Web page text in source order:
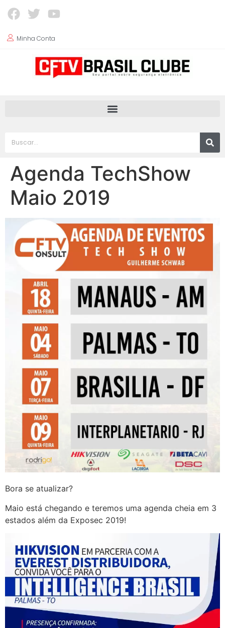
Minha Conta
Agenda TechShow
Maio 2019
Bora se atualizar?
Maio está chegando e teremos uma agenda cheia em 3
estados além da Exposec 2019!